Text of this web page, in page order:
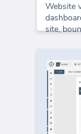
Website
site,